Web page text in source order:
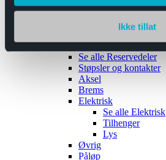
Ikke tillat
Båthengere
Reservedeler
Se alle Reservedeler
Støpsler og kontakter
Aksel
Brems
Elektrisk
Se alle Elektrisk
Tilhenger
Lys
Øvrig
Påløp